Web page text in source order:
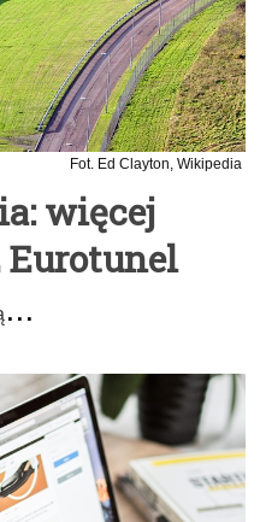
Fot. Ed Clayton, Wikipedia
więcej
Eurotunel
...